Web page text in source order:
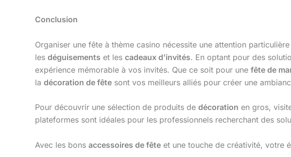
Conclusion
Organiser une fête à thème casino nécessite une attention
les déguisements et les cadeaux d’invités. En optant pour des
expérience mémorable à vos invités. Que ce soit pour une fête de
la décoration de fête sont vos meilleurs alliés pour créer une
Pour découvrir une sélection de produits de décoration en gros,
plateformes sont idéales pour les professionnels recherchant des
Avec les bons accessoires de fête et une touche de créativité, votre